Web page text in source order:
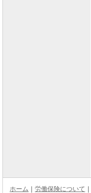
ホーム 労働保険について